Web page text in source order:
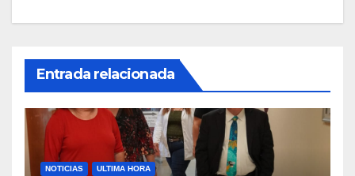
Entrada relacionada
NOTICIAS ULTIMA HORA